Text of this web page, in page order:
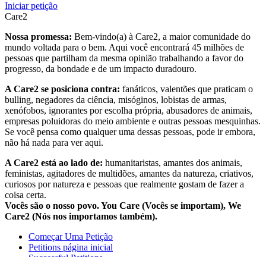
Iniciar petição
Care2
Nossa promessa: Bem-vindo(a) à Care2, a maior comunidade do
mundo voltada para o bem. Aqui você encontrará 45 milhões de
pessoas que partilham da mesma opinião trabalhando a favor do
progresso, da bondade e de um impacto duradouro.
A Care2 se posiciona contra: fanáticos, valentões que praticam o
bulling, negadores da ciência, misóginos, lobistas de armas,
xenófobos, ignorantes por escolha própria, abusadores de animais,
empresas poluidoras do meio ambiente e outras pessoas mesquinhas.
Se você pensa como qualquer uma dessas pessoas, pode ir embora,
não há nada para ver aqui.
A Care2 está ao lado de: humanitaristas, amantes dos animais,
feministas, agitadores de multidões, amantes da natureza, criativos,
curiosos por natureza e pessoas que realmente gostam de fazer a
coisa certa.
Vocês são o nosso povo. You Care (Vocês se importam), We
Care2 (Nós nos importamos também).
Começar Uma Petição
Petitions página inicial